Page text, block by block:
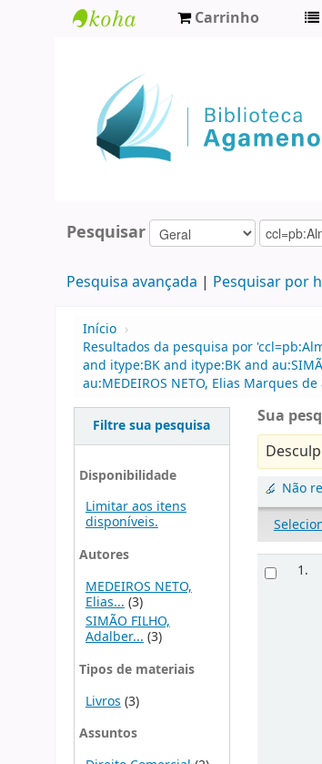
Agamenon
Magalhães
Carrinho
Pesquisar
Pesquisa avançada Pesquisar por
Início ›
Resultados da pesquisa por
and itype:BK and itype:BK and
au:MEDEIROS NETO, Elias Marques
Filtre sua pesquisa
Disponibilidade
Limitar aos itens
disponíveis.
Autores
MEDEIROS NETO,
Elias... (3)
SIMÃO FILHO,
Adalber...(3)
Tipos de materiais
Livros (3)
Assuntos
Sua
Não
1.